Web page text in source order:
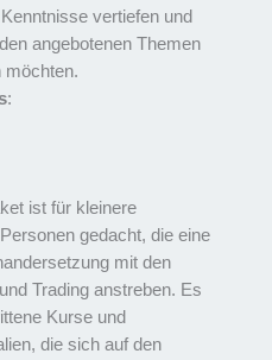
vertiefen und
angebotenen Themen
möchten.
:
ist für kleinere
gedacht, die eine
mit den
Trading anstreben. Es
Kurse und
die sich auf den